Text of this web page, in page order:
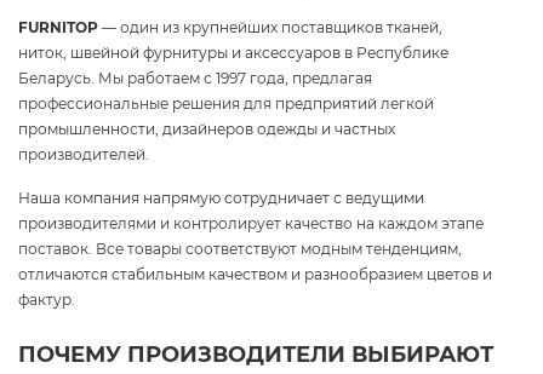
FURNITOP — один из крупнейших поставщиков тканей,
ниток, швейной фурнитуры и аксессуаров в Республике
Беларусь. Мы работаем с 1997 года, предлагая
профессиональные решения для предприятий легкой
промышленности, дизайнеров одежды и частных
производителей.
Наша компания напрямую сотрудничает с ведущими
производителями и контролирует качество на каждом этапе
поставок. Все товары соответствуют модным тенденциям,
отличаются стабильным качеством и разнообразием цветов и
фактур.
ПОЧЕМУ ПРОИЗВОДИТЕЛИ ВЫБИРАЮТ